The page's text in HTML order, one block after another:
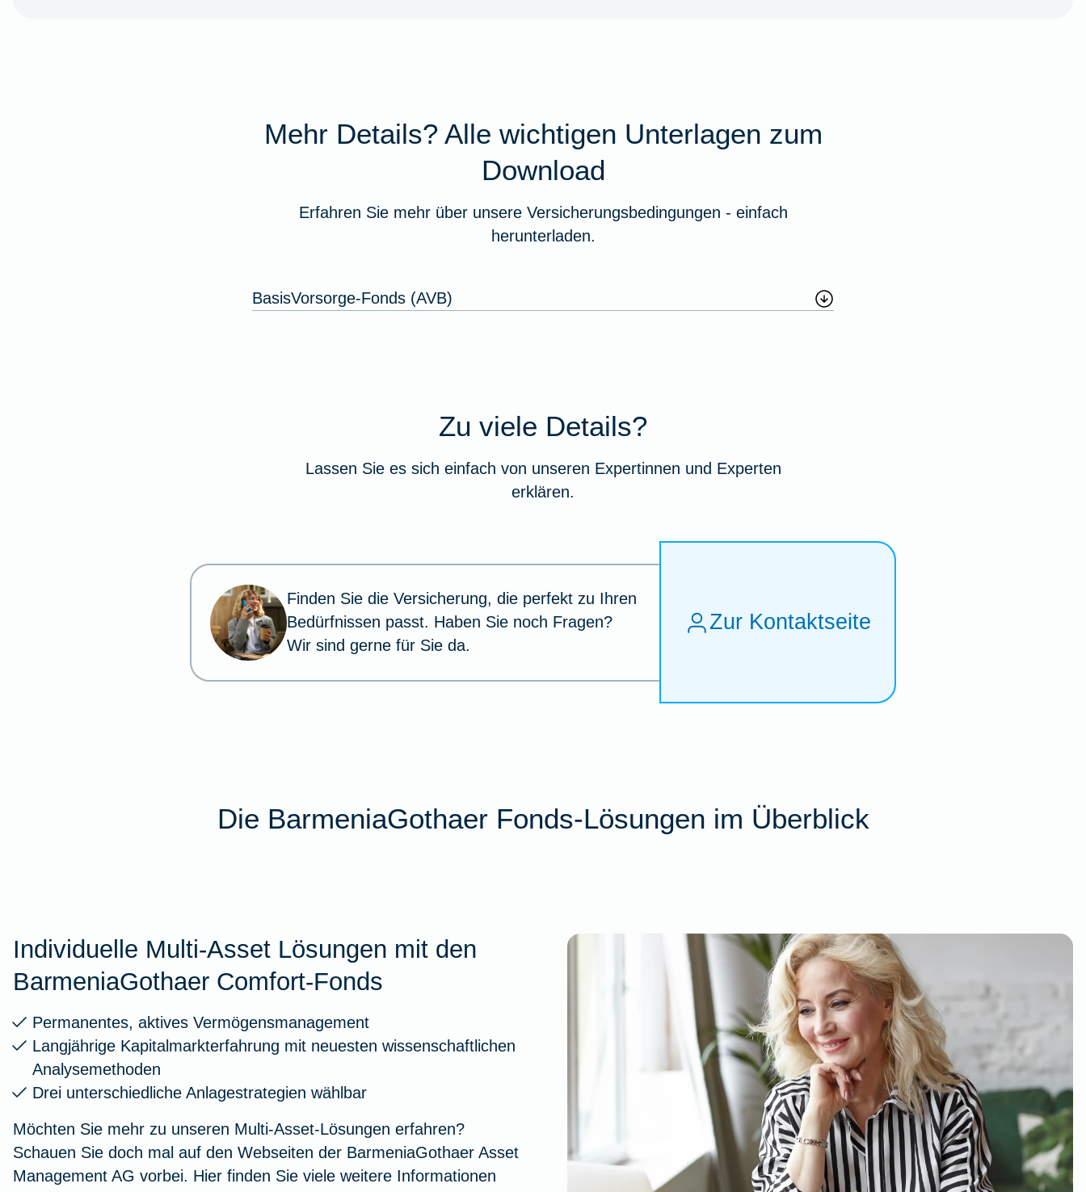
Mehr Details? Alle wichtigen Unterlagen zum
Download
Erfahren Sie mehr über unsere Versicherungsbedingungen - einfach
herunterladen.
BasisVorsorge-Fonds (AVB)
Zu viele Details?
Lassen Sie es sich einfach von unseren Expertinnen und Experten
erklären.
Finden Sie die Versicherung, die perfekt zu Ihren
Bedürfnissen passt. Haben Sie noch Fragen?
Wir sind gerne für Sie da.
Zur Kontaktseite
Die BarmeniaGothaer Fonds-Lösungen im Überblick
Individuelle Multi-Asset Lösungen mit den
BarmeniaGothaer Comfort-Fonds
Permanentes, aktives Vermögensmanagement
Langjährige Kapitalmarkterfahrung mit neuesten wissenschaftlichen
Analysemethoden
Drei unterschiedliche Anlagestrategien wählbar
Möchten Sie mehr zu unseren Multi-Asset-Lösungen erfahren?
Schauen Sie doch mal auf den Webseiten der BarmeniaGothaer Asset
Management AG vorbei. Hier finden Sie viele weitere Informationen